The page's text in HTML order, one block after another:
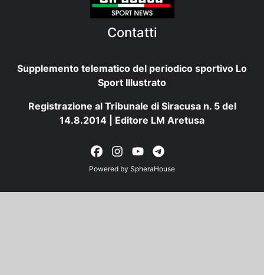
Contatti
Supplemento telematico del periodico sportivo Lo
Sport Illustrato
Registrazione al Tribunale di Siracusa n. 5 del
14.8.2014 | Editore LM Aretusa
Powered by SpheraHouse